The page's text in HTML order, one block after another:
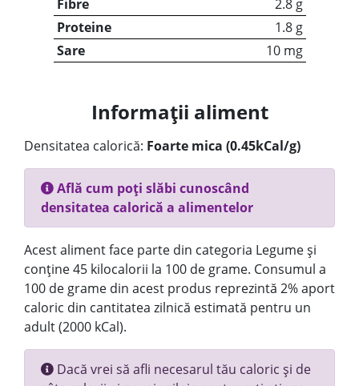
Fibre
2.8 g
Proteine
1.8 g
Sare
10 mg
Informații aliment
Densitatea calorică: Foarte mica (0.45kCal/g)
Află cum poți slăbi cunoscând
densitatea calorică a alimentelor
Acest aliment face parte din categoria Legume și
conține 45 kilocalorii la 100 de grame. Consumul a
100 de grame din acest produs reprezintă 2% aport
caloric din cantitatea zilnică estimată pentru un
adult (2000 kCal).
Dacă vrei să afli necesarul tău caloric și de